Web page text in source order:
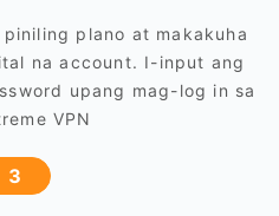
plano at makakuha
na account. I-input ang
upang mag-log in sa
VPN
3